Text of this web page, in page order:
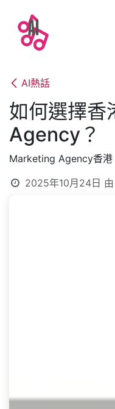
AI熱話
如何選擇
Agency？
Marketing Agency香港
2025年10月24日 由